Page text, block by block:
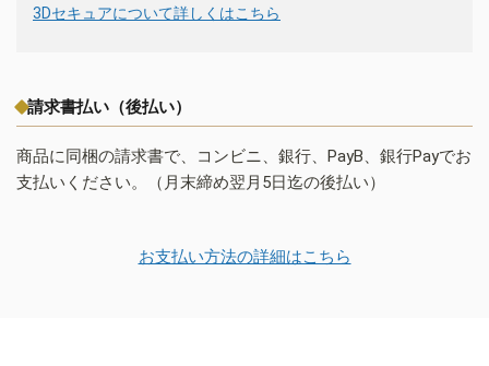
3Dセキュアについて詳しくはこちら
請求書払い（後払い）
商品に同梱の請求書で、コンビニ、銀行、PayB、銀行Payでお
支払いください。（月末締め翌月5日迄の後払い）
お支払い方法の詳細はこちら